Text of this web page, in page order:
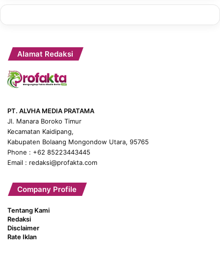
Alamat Redaksi
PT. ALVHA MEDIA PRATAMA
Jl. Manara Boroko Timur
Kecamatan Kaidipang,
Kabupaten Bolaang Mongondow Utara, 95765
Phone : +62 85223443445
Email : redaksi@profakta.com
Company Profile
Tentang Kami
Redaksi
Disclaimer
Rate Iklan